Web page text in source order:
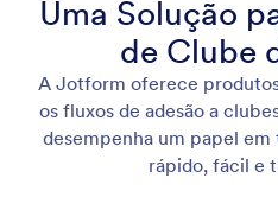
Uma Solução
de Clube
A Jotform oferece
os fluxos de adesão a
desempenha um papel
rápido, fácil e